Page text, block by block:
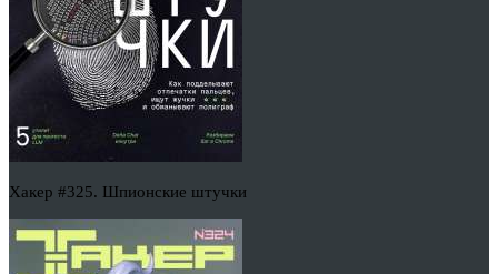
Хакер #325. Шпионские штучки